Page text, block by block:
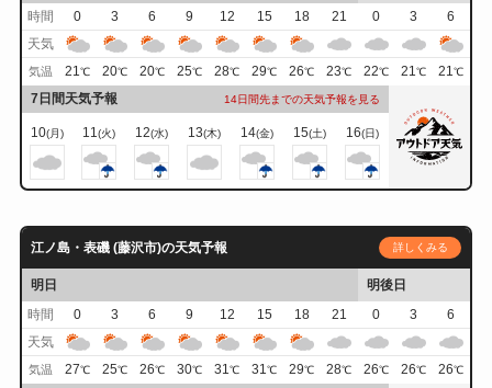
時間
0 3 6 9 12 15 18 21 0 3
6
天気
気温 21℃ 20℃ 20℃ 25℃ 28℃ 29℃ 26℃ 23℃ 22℃ 21℃ 21℃
7日間天気予報 14日間先までの天気予報を見る
10(月) 11(火) 12(水) 13(木) 14(金) 15(土) 16(日)
江ノ島・表磯 (藤沢市)の天気予報 詳しくみる
明日
明後日
時間
0 3 6 9 12 15 18 21 0 3
6
天気
気温 27℃ 25℃ 26℃ 30℃ 31℃ 31℃ 29℃ 28℃ 26℃ 26℃ 26℃